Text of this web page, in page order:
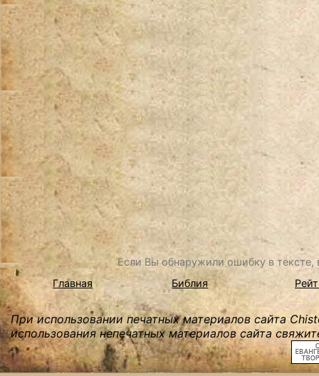
Если Вы обнаружили ошибку в
Главная
Библия
При использовании печатных материалов сайта
использования непечатных материалов сайта